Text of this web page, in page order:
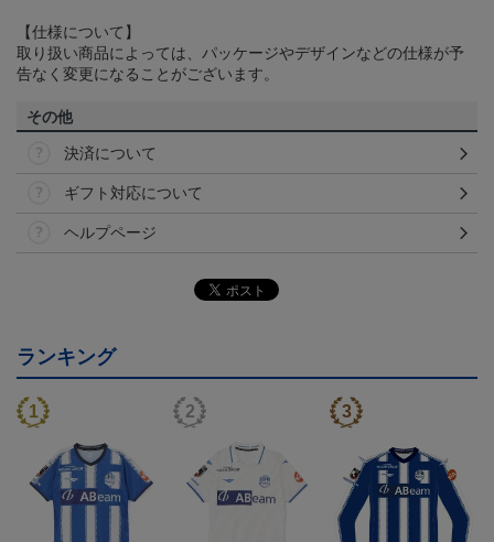
【仕様について】
取り扱い商品によっては、パッケージやデザインなどの仕様が予
告なく変更になることがございます。
その他
決済について
ギフト対応について
ヘルプページ
ランキング